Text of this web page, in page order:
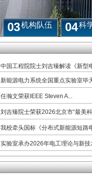
03机构队伍 04科
中国工程院院士刘吉臻解读《新型
新能源电力系统全国重点实验室毕
任瀚文荣获IEEE Steven A...
刘吉臻院士荣获2026北京市“最美
我校牵头国标《分布式新能源短路
实验室承办2026年电工理论与新技